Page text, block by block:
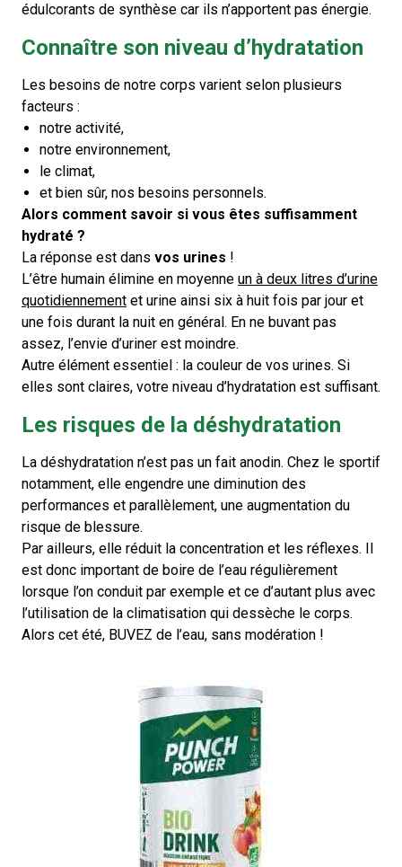
édulcorants de synthèse car ils n’apportent pas énergie.
Connaître son niveau d’hydratation
Les besoins de notre corps varient selon plusieurs
facteurs :
notre activité,
notre environnement,
le climat,
et bien sûr, nos besoins personnels.
Alors comment savoir si vous êtes suffisamment
hydraté ?
La réponse est dans vos urines !
L’être humain élimine en moyenne un à deux litres d’urine
quotidiennement et urine ainsi six à huit fois par jour et
une fois durant la nuit en général. En ne buvant pas
assez, l’envie d’uriner est moindre.
Autre élément essentiel : la couleur de vos urines. Si
elles sont claires, votre niveau d’hydratation est suffisant.
Les risques de la déshydratation
La déshydratation n’est pas un fait anodin. Chez le sportif
notamment, elle engendre une diminution des
performances et parallèlement, une augmentation du
risque de blessure.
Par ailleurs, elle réduit la concentration et les réflexes. Il
est donc important de boire de l’eau régulièrement
lorsque l’on conduit par exemple et ce d’autant plus avec
l’utilisation de la climatisation qui dessèche le corps.
Alors cet été, BUVEZ de l’eau, sans modération !